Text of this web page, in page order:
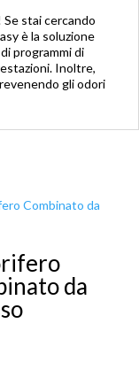
stai cercando
è la soluzione
programmi di
Inoltre,
gli odori
da